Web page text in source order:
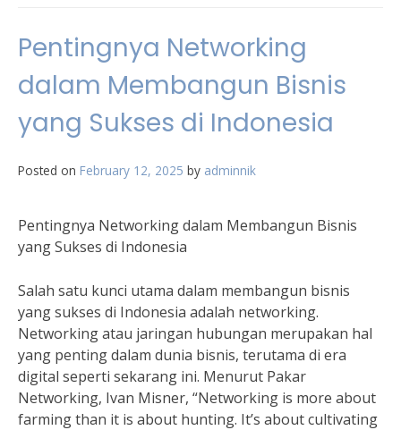
Pentingnya Networking
dalam Membangun Bisnis
yang Sukses di Indonesia
Posted on February 12, 2025 by adminnik
Pentingnya Networking dalam Membangun Bisnis
yang Sukses di Indonesia
Salah satu kunci utama dalam membangun bisnis
yang sukses di Indonesia adalah networking.
Networking atau jaringan hubungan merupakan hal
yang penting dalam dunia bisnis, terutama di era
digital seperti sekarang ini. Menurut Pakar
Networking, Ivan Misner, “Networking is more about
farming than it is about hunting. It’s about cultivating